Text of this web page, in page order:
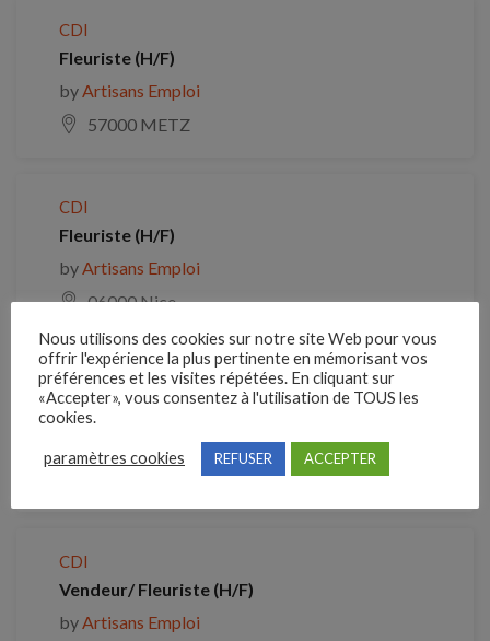
CDI
Fleuriste (H/F)
byArtisans Emploi
57000 METZ
CDI
Fleuriste (H/F)
byArtisans Emploi
06000 Nice
CDI
Animatrice/animateur art floral (H/F)
59133 PHALEMPIN
CDI
Vendeur/ Fleuriste (H/F)
byArtisans Emploi
Nous utilisons des cookies sur notre site Web pour vous
offrir l'expérience la plus pertinente en mémorisant vos
préférences et les visites répétées. En cliquant sur
«Accepter», vous consentez à l'utilisation de TOUS les
cookies.
paramètres cookies REFUSER ACCEPTER